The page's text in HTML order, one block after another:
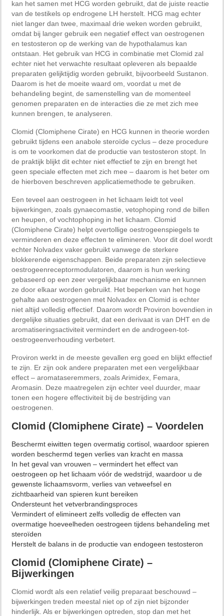
kan het samen met HCG worden gebruikt, dat de juiste reactie
van de testikels op endrogene LH herstelt. HCG mag echter
niet langer dan twee, maximaal drie weken worden gebruikt,
omdat bij langer gebruik een negatief effect van oestrogenen
en testosteron op de werking van de hypothalamus kan
ontstaan. Het gebruik van HCG in combinatie met Clomid zal
echter niet het verwachte resultaat opleveren als bepaalde
preparaten gelijktijdig worden gebruikt, bijvoorbeeld Sustanon.
Daarom is het de moeite waard om, voordat u met de
behandeling begint, de samenstelling van de momenteel
genomen preparaten en de interacties die ze met zich mee
kunnen brengen, te analyseren.
Clomid (Clomiphene Cirate) en HCG kunnen in theorie worden
gebruikt tijdens een anabole steroïde cyclus – deze procedure
is om te voorkomen dat de productie van testosteron stopt. In
de praktijk blijkt dit echter niet effectief te zijn en brengt het
geen speciale effecten met zich mee – daarom is het beter om
de hierboven beschreven applicatiemethode te gebruiken.
Een teveel aan oestrogeen in het lichaam leidt tot veel
bijwerkingen, zoals gynaecomastie, vetophoping rond de billen
en heupen, of vochtophoping in het lichaam. Clomid
(Clomiphene Cirate) helpt overtollige oestrogeenspiegels te
verminderen en deze effecten te elimineren. Voor dit doel wordt
echter Nolvadex vaker gebruikt vanwege de sterkere
blokkerende eigenschappen. Beide preparaten zijn selectieve
oestrogeenreceptormodulatoren, daarom is hun werking
gebaseerd op een zeer vergelijkbaar mechanisme en kunnen
ze door elkaar worden gebruikt. Het beperken van het hoge
gehalte aan oestrogenen met Nolvadex en Clomid is echter
niet altijd volledig effectief. Daarom wordt Proviron bovendien in
dergelijke situaties gebruikt, dat een derivaat is van DHT en de
aromatiseringsactiviteit vermindert en de androgeen-tot-
oestrogeenverhouding verbetert.
Proviron werkt in de meeste gevallen erg goed en blijkt effectief
te zijn. Er zijn ook andere preparaten met een vergelijkbaar
effect – aromataseremmers, zoals Arimidex, Femara,
Aromasin. Deze maatregelen zijn echter veel duurder, maar
tonen een hogere effectiviteit bij de bestrijding van
oestrogenen.
Clomid (Clomiphene Cirate) – Voordelen
Beschermt eiwitten tegen overmatig cortisol, waardoor spieren
worden beschermd tegen verlies van kracht en massa
In het geval van vrouwen – vermindert het effect van
oestrogeen op het lichaam vóór de wedstrijd, waardoor u de
gewenste lichaamsvorm, verlies van vetweefsel en
zichtbaarheid van spieren kunt bereiken
Ondersteunt het vetverbrandingsproces
Vermindert of elimineert zelfs volledig de effecten van
overmatige hoeveelheden oestrogeen tijdens behandeling met
steroïden
Herstelt de balans in de productie van endogeen testosteron
Clomid (Clomiphene Cirate) –
Bijwerkingen
Clomid wordt als een relatief veilig preparaat beschouwd –
bijwerkingen treden meestal niet op of zijn niet bijzonder
hinderlijk. Als er bijwerkingen optreden, stop dan met het